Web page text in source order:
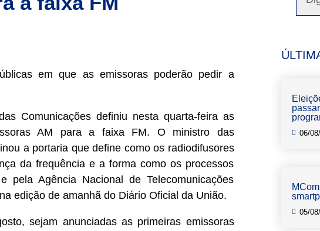
em que as emissoras poderão pedir a
Comunicações definiu nesta quarta-feira as
AM para a faixa FM. O ministro das
a portaria que define como os radiodifusores
da frequência e a forma como os processos
pela Agência Nacional de Telecomunicações
edição de amanhã do Diário Oficial da União.
sejam anunciadas as primeiras emissoras
06/
05/